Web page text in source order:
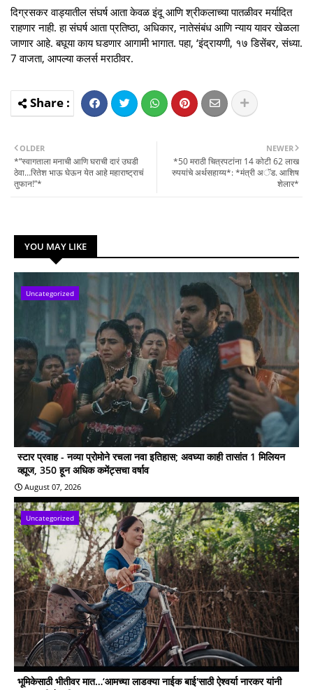
दिग्रसकर वाड्यातील संघर्ष आता केवळ इंदू आणि श्रीकलाच्या पातळीवर मर्यादित
राहणार नाही. हा संघर्ष आता प्रतिष्ठा, अधिकार, नातेसंबंध आणि न्याय यावर खेळला
जाणार आहे. बघूया काय घडणार आगामी भागात. पहा, ‘इंद्रायणी, १७ डिसेंबर, संध्या.
7 वाजता, आपल्या कलर्स मराठीवर.
NEWER
*50 मराठी चित्रपटांना 14 कोटी 62 लाख
रुपयांचे अर्थसहाय्य*: *मंत्री अॅड. आशिष
शेलार*
OLDER
*“स्वागताला मनाची आणि घराची दारं उघडी
ठेवा…रितेश भाऊ घेऊन येत आहे महाराष्ट्राचं
तुफान!”*
YOU MAY LIKE
Uncategorized
स्टार प्रवाह - नव्या प्रोमोने रचला नवा इतिहास; अवघ्या काही तासांत 1 मिलियन
व्ह्यूज, 350 हून अधिक कमेंट्सचा वर्षाव
August 07, 2026
Uncategorized
भूमिकेसाठी भीतीवर मात…‘आमच्या लाडक्या नाईक बाई'साठी ऐश्वर्या नारकर यांनी